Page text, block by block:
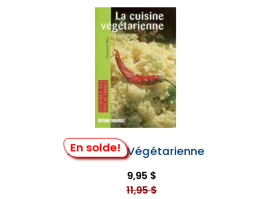
En solde!
La Cuisine Végétarienne
9,95 $
11,95 $